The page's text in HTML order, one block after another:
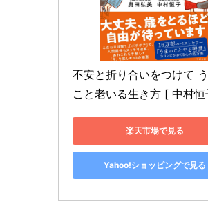
不安と折り合いをつけて
こと老いる生き方 [ 中村恒
楽天市場で見る
Yahoo!ショッピングで見る